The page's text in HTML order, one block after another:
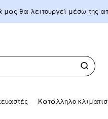
θα λειτουργεί μέσω της
Κατάλληλο